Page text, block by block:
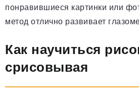
понравившиеся картинки или
метод отлично развивает
Как научиться
срисовывая